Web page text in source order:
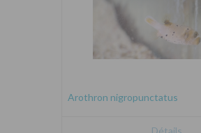
Arothron nigropunctatus
Détails